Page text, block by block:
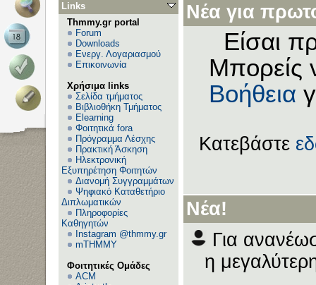
Links
Thmmy.gr portal
Forum
Downloads
Ενεργ. Λογαριασμού
Επικοινωνία
Χρήσιμα links
Σελίδα τμήματος
Βιβλιοθήκη Τμήματος
Elearning
Φοιτητικά fora
Πρόγραμμα Λέσχης
Πρακτική Άσκηση
Ηλεκτρονική
Εξυπηρέτηση Φοιτητών
Διανομή Συγγραμμάτων
Ψηφιακό Καταθετήριο
Διπλωματικών
Πληροφορίες
Καθηγητών
Instagram @thmmy.gr
mTHMMY
Φοιτητικές Ομάδες
ACM
Νέα για
Είσαι
Μπορείς
Βοήθεια
Κατεβάστε
Νέα!
Για
η